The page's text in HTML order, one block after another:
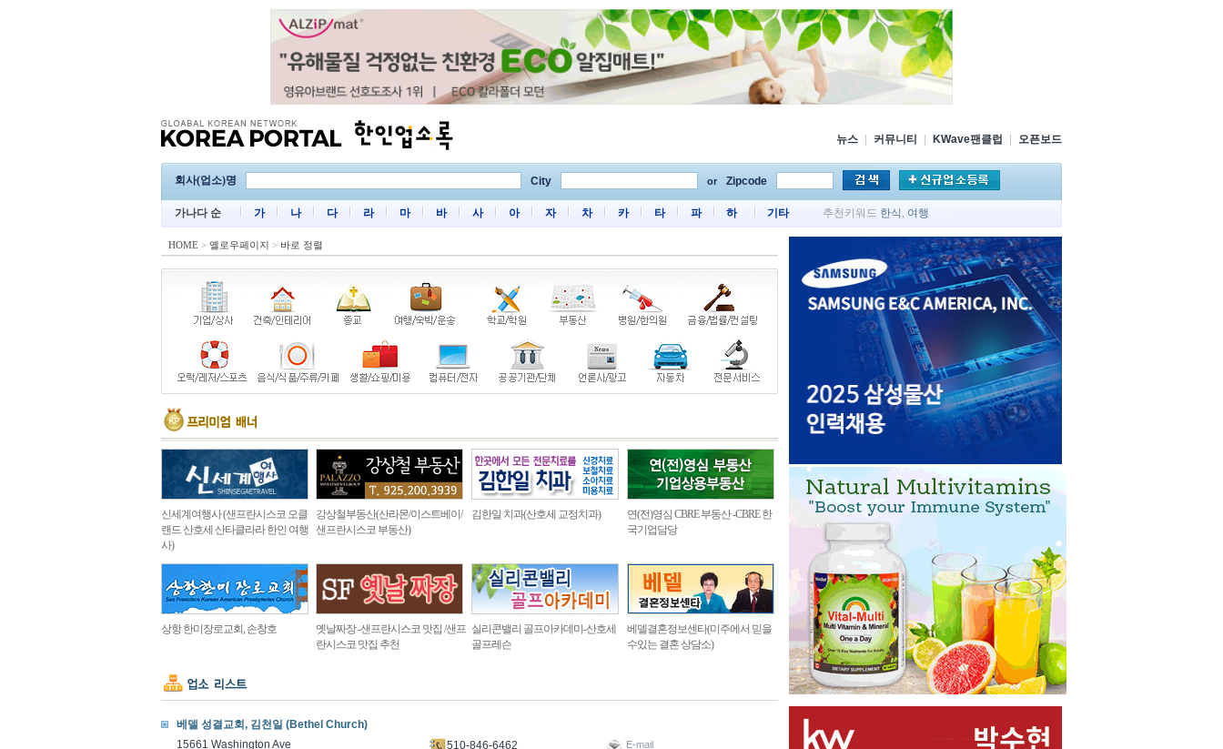
뉴스 커뮤니티 KWave팬클럽 오픈보드
회사(업소)명 City or Zipcode
가나다 순 가 나 다 라 마 바 사 아 자 차 카 타 파 하 기타 추천키워드 한식 , 여행
HOME > 옐로우페이지 > 바로 정렬
신세계여행사 (샌프란시스코 오클
랜드 산호세 산타클라라 한인 여행
사)
강상철부동산(산라몬/이스트베이/
샌프란시스코 부동산)
김한일 치과(산호세 교정치과)
연(전)영심 CBRE 부동산 -CBRE 한
국기업담당
상항 한미장로교회, 손창호
옛날짜장 -샌프란시스코 맛집 /샌프
란시스코 맛집 추천
실리콘밸리 골프아카데미-산호세
골프레슨
베델결혼정보센타(미주에서 믿을
수있는 결혼 상담소)
베델 성결교회, 김천일 (Bethel Church)
15661 Washington Ave
510-846-6462
E-mail